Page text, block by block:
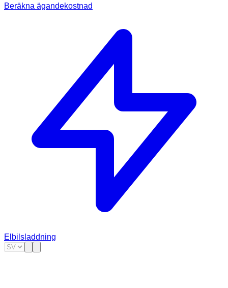
Beräkna ägandekostnad
Elbilsladdning